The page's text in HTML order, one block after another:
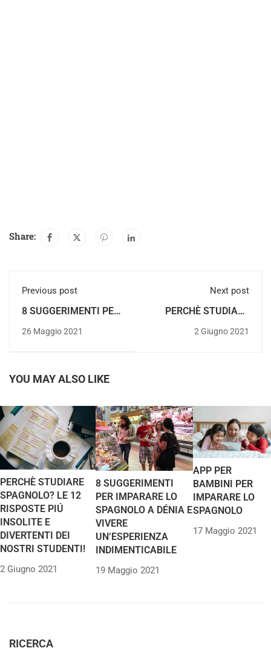
Share:
Previous post
8 SUGGERIMENTI PER
SPAGNOLO A DÉNIA E
INDIMENTICABILE
26 Maggio 2021
Next post
PERCHÈ STUDIARE
RISPOSTE PIÚ
2 Giugno 2021
YOU MAY ALSO LIKE
PERCHÈ STUDIARE
SPAGNOLO? LE 12
RISPOSTE PIÚ
INSOLITE E
DIVERTENTI DEI
NOSTRI STUDENTI!
2 Giugno 2021
8 SUGGERIMENTI
PER IMPARARE LO
SPAGNOLO A DÉNIA E
VIVERE
UN’ESPERIENZA
INDIMENTICABILE
19 Maggio 2021
APP PER
BAMBINI PER
IMPARARE LO
SPAGNOLO
17 Maggio 2021
RICERCA